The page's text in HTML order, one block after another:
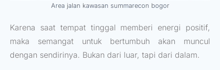
Area jalan kawasan summarecon bogor
Karena saat tempat tinggal memberi energi positif,
maka semangat untuk bertumbuh akan muncul
dengan sendirinya. Bukan dari luar, tapi dari dalam.